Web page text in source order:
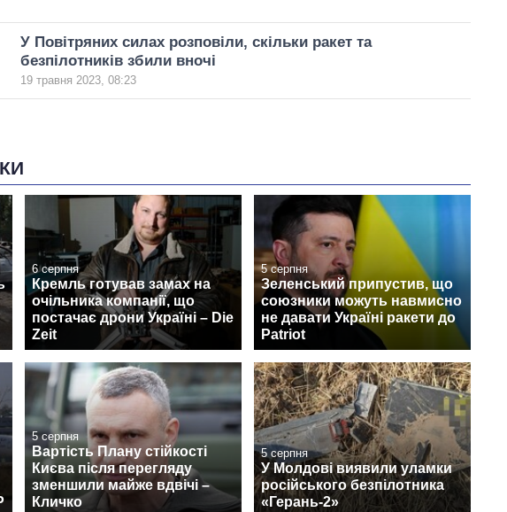
У Повітряних силах розповіли, скільки ракет та
безпілотників збили вночі
19 травня 2023, 08:23
6 серпня
Кремль готував замах на
очільника компанії, що
постачає дрони Україні – Die
Zeit
5 серпня
Зеленський припустив, що
союзники можуть навмисно
не давати Україні ракети до
Patriot
5 серпня
Вартість Плану стійкості
Києва після перегляду
зменшили майже вдвічі –
Кличко
5 серпня
У Молдові виявили уламки
російського безпілотника
«Герань-2»